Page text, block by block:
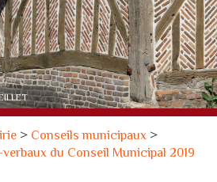
> Conseils municipaux >
du Conseil Municipal 2019